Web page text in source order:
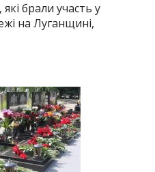
брали участь у
на Луганщині,